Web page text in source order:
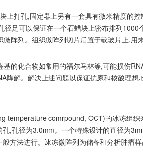
上打孔,固定器上另有一套具有微米精度的
足可以保证在一个石蜡块上密布排列1000
阵列。组织微阵列切片后置于载玻片上,用
的化合物如常用的福尔马林等,可能损伤
解。解决上述问题以保证抗原和核酸理想
temperature comrpound, OCT)的冰冻组织
,孔径为3.0mm。一个特殊设计的直径为
方法进行。冰冻微阵列为储备和分析肿瘤